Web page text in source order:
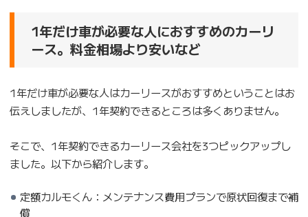
1年だけ車が必要な人におすすめのカーリ
ース。料金相場より安いなど
1年だけ車が必要な人はカーリースがおすすめということはお
伝えしましたが、1年契約できるところは多くありません。
そこで、1年契約できるカーリース会社を3つピックアップし
ました。以下から紹介します。
定額カルモくん：メンテナンス費用プランで原状回復まで補
償